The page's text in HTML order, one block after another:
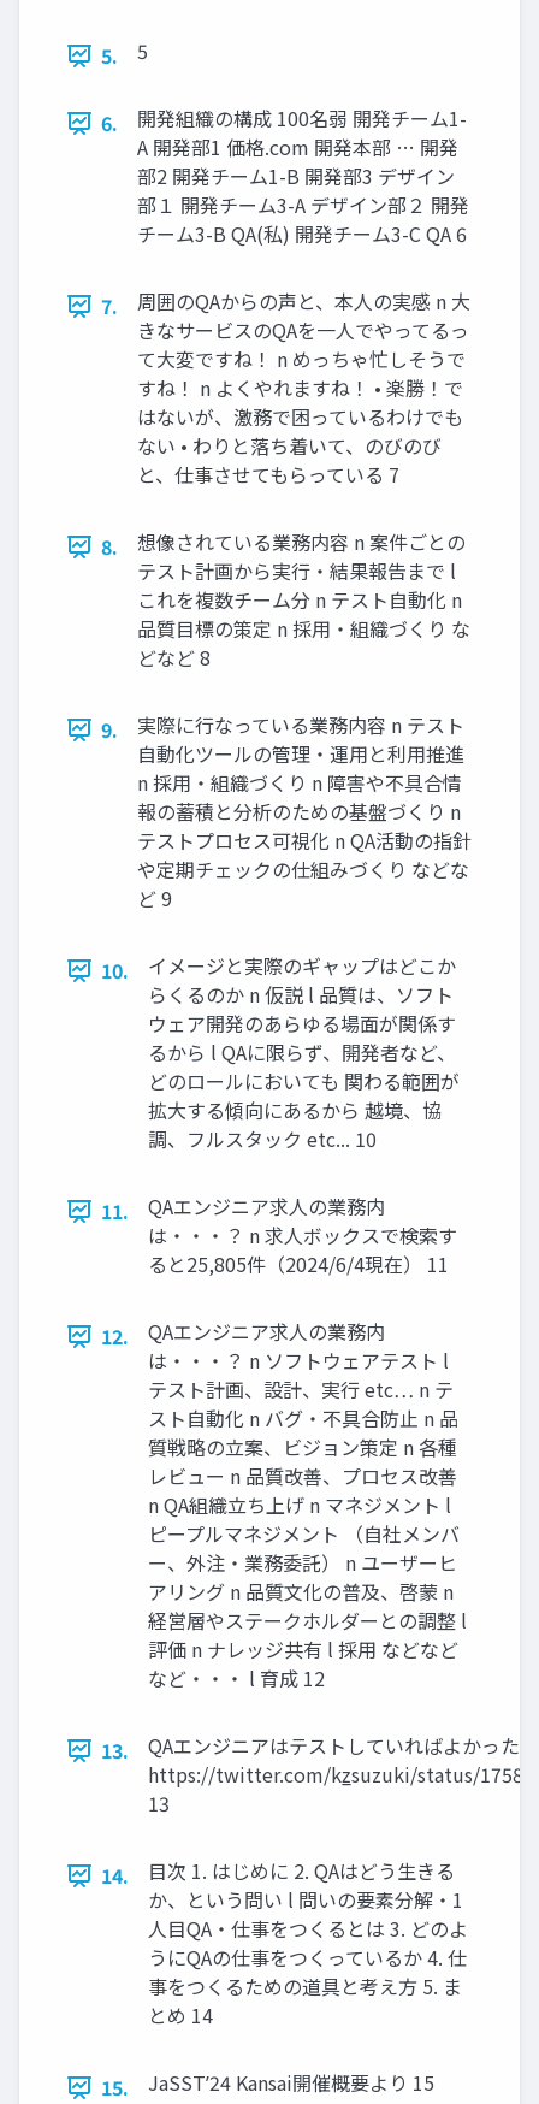
5. 5
6.
開発組織の構成 100名弱 開発チーム1-
A 開発部1 価格.com 開発本部 … 開発
部2 開発チーム1-B 開発部3 デザイン
部１ 開発チーム3-A デザイン部２ 開発
チーム3-B QA(私) 開発チーム3-C QA 6
7.
周囲のQAからの声と、本人の実感 n 大
きなサービスのQAを一人でやってるっ
て大変ですね！ n めっちゃ忙しそうで
すね！ n よくやれますね！ • 楽勝！で
はないが、激務で困っているわけでも
ない • わりと落ち着いて、のびのび
と、仕事させてもらっている 7
8.
想像されている業務内容 n 案件ごとの
テスト計画から実行・結果報告まで l
これを複数チーム分 n テスト自動化 n
品質目標の策定 n 採用・組織づくり な
どなど 8
9.
実際に行なっている業務内容 n テスト
自動化ツールの管理・運用と利用推進
n 採用・組織づくり n 障害や不具合情
報の蓄積と分析のための基盤づくり n
テストプロセス可視化 n QA活動の指針
や定期チェックの仕組みづくり などな
ど 9
10.
イメージと実際のギャップはどこか
らくるのか n 仮説 l 品質は、ソフト
ウェア開発のあらゆる場面が関係す
るから l QAに限らず、開発者など、
どのロールにおいても 関わる範囲が
拡大する傾向にあるから 越境、協
調、フルスタック etc... 10
11.
QAエンジニア求人の業務内
は・・・？ n 求人ボックスで検索す
ると25,805件（2024/6/4現在） 11
12.
QAエンジニア求人の業務内
は・・・？ n ソフトウェアテスト l
テスト計画、設計、実行 etc… n テ
スト自動化 n バグ・不具合防止 n 品
質戦略の立案、ビジョン策定 n 各種
レビュー n 品質改善、プロセス改善
n QA組織立ち上げ n マネジメント l
ピープルマネジメント （自社メンバ
ー、外注・業務委託） n ユーザーヒ
アリング n 品質文化の普及、啓蒙 n
経営層やステークホルダーとの調整 l
評価 n ナレッジ共有 l 採用 などなど
など・・・ l 育成 12
13.
QAエンジニアはテストしていればよかった？
https://twitter.com/kz̲suzuki/status/
13
14.
目次 1. はじめに 2. QAはどう生きる
か、という問い l 問いの要素分解・1
人目QA・仕事をつくるとは 3. どのよ
うにQAの仕事をつくっているか 4. 仕
事をつくるための道具と考え方 5. ま
とめ 14
15. JaSSTʼ24 Kansai開催概要より 15